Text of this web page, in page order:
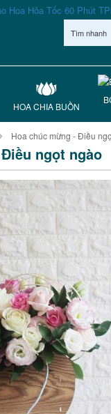
Tìm nhanh
HOA CHIA BUỒN
Hoa chúc mừng - Điều
ngọt ngào